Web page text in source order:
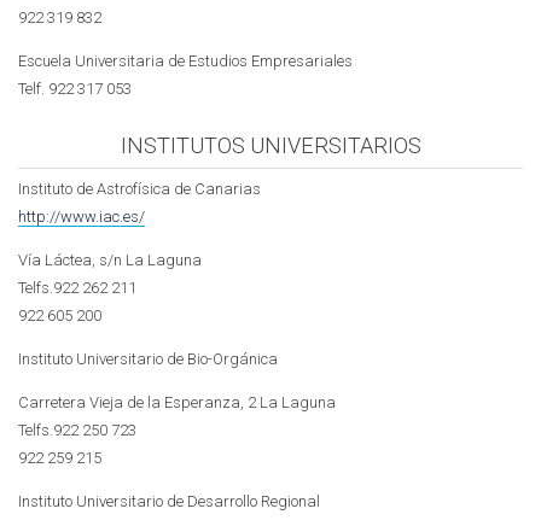
922 319 832
Escuela Universitaria de Estudios Empresariales
Telf. 922 317 053
INSTITUTOS UNIVERSITARIOS
Instituto de Astrofísica de Canarias
http://www.iac.es/
Vía Láctea, s/n La Laguna
Telfs.922 262 211
922 605 200
Instituto Universitario de Bio-Orgánica
Carretera Vieja de la Esperanza, 2 La Laguna
Telfs.922 250 723
922 259 215
Instituto Universitario de Desarrollo Regional